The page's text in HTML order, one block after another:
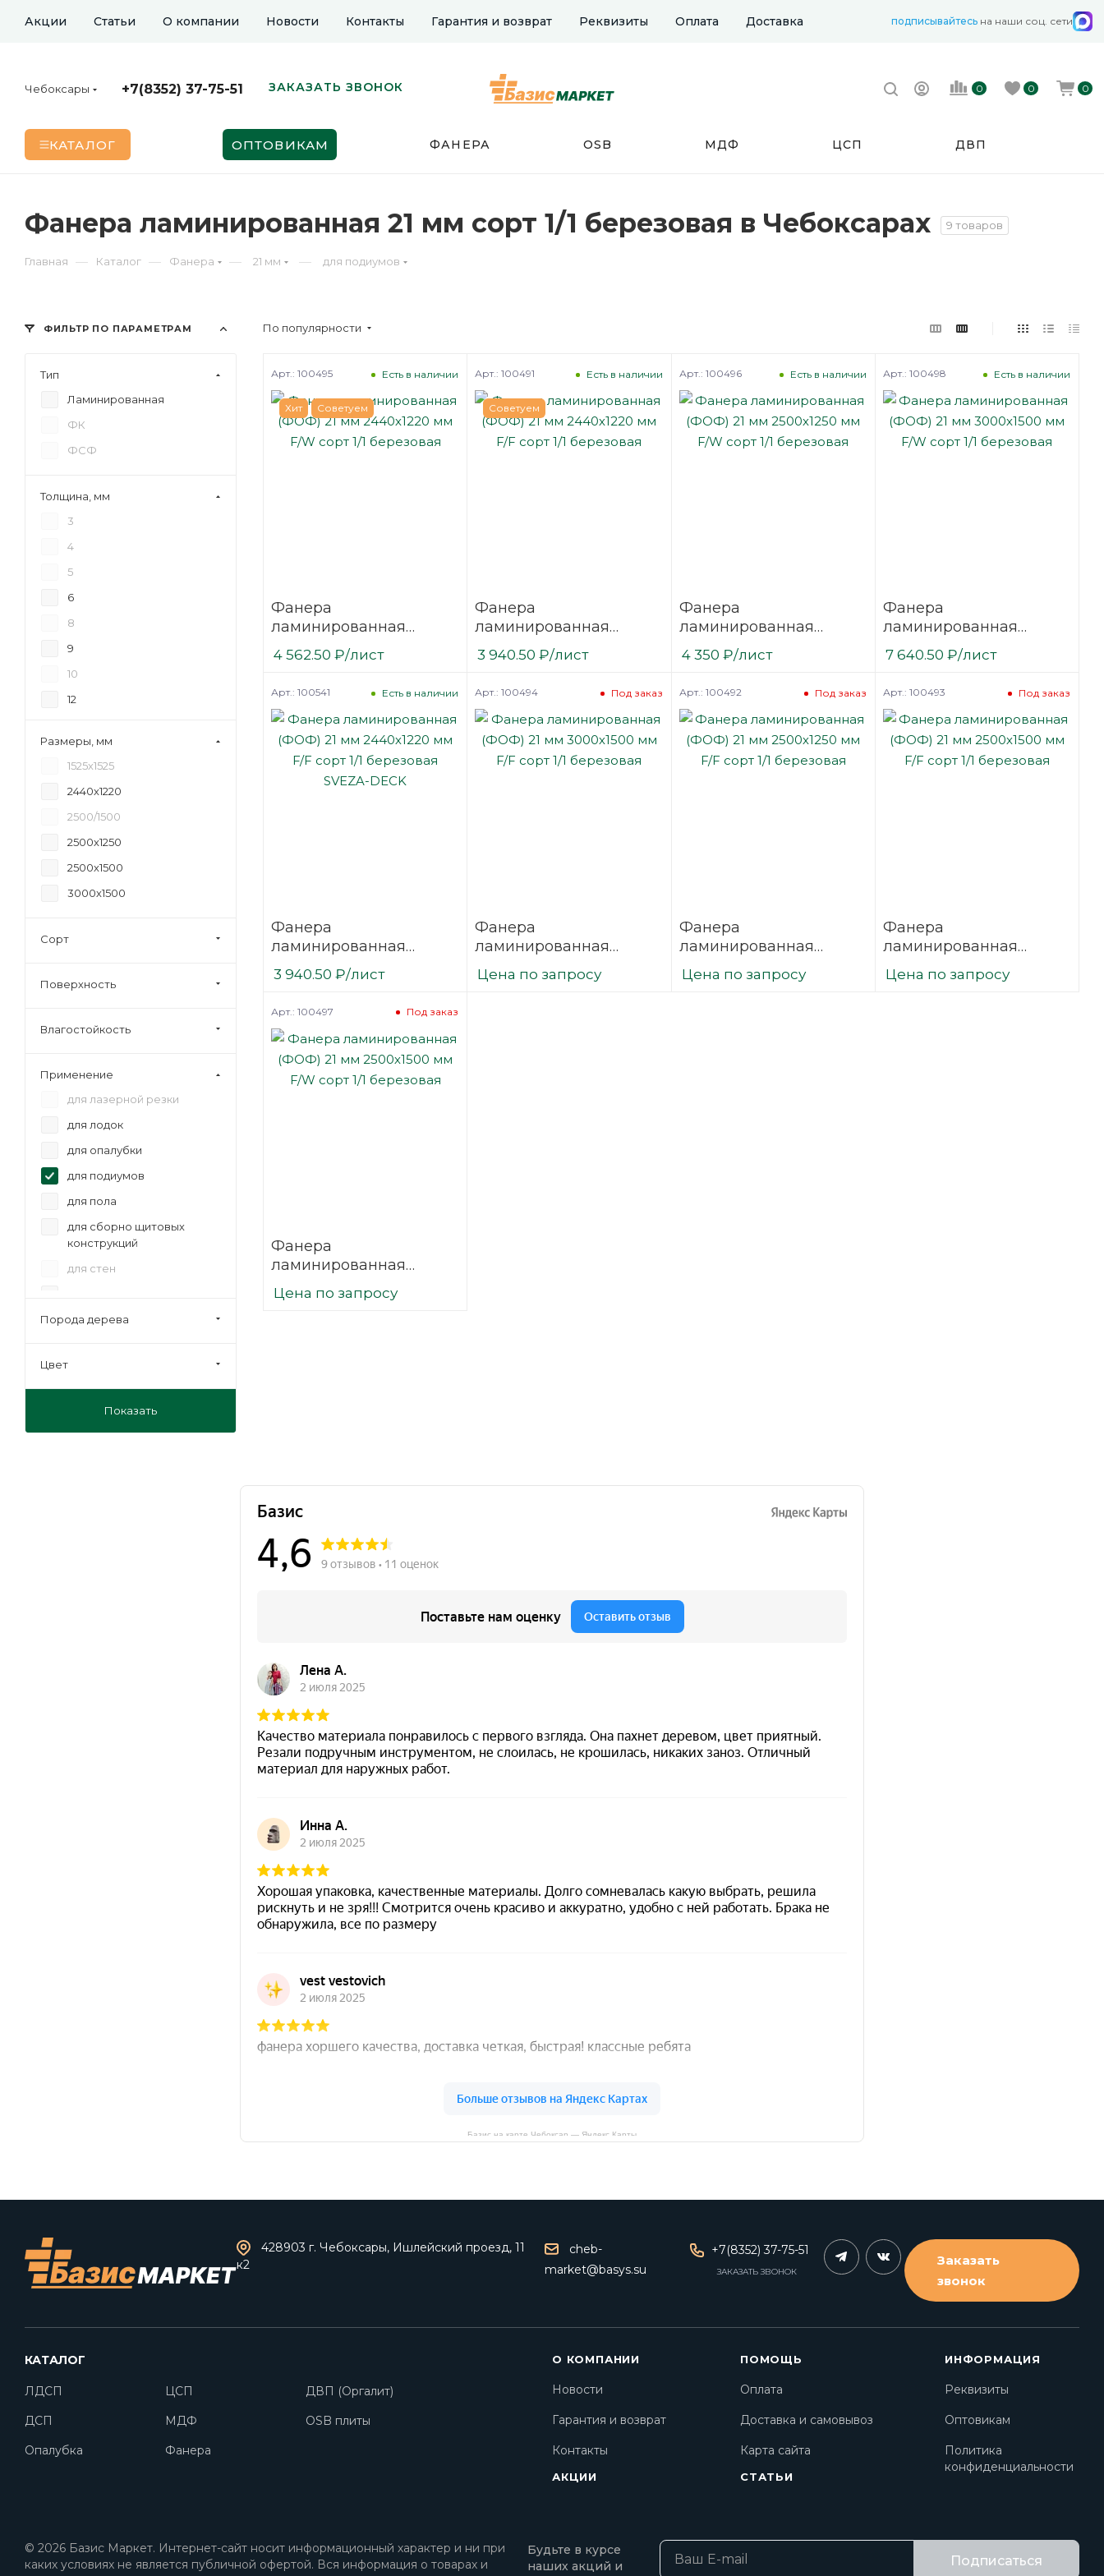
Акции Статьи О компании Новости Контакты Гарантия и возврат Реквизиты Оплата Доставка подписывайтесь на наши соц. сети
Чебоксары +7(8352) 37-75-51 ЗАКАЗАТЬ ЗВОНОК 0 0 0
КАТАЛОГ ОПТОВИКАМ ФАНЕРА OSB МДФ ЦСП ДВП
Фанера ламинированная 21 мм сорт 1/1 березовая в Чебоксарах 9 товаров
Главная — Каталог — Фанера — 21 мм — для подиумов
По популярности
Хит Советуем
Фанера
ламинированная
(ФОФ) 21 мм 2440х1220
мм F/W сорт 1/1
Есть в наличии
Арт.: 100495
4 562.50 ₽/лист
Советуем
Фанера
ламинированная
(ФОФ) 21 мм 2440х1220
мм F/F сорт 1/1
Есть в наличии
Арт.: 100491
3 940.50 ₽/лист
Фанера
ламинированная
(ФОФ) 21 мм 2500х1250
мм F/W сорт 1/1
Есть в наличии
Арт.: 100496
4 350 ₽/лист
Фанера
ламинированная
(ФОФ) 21 мм 3000х1500
мм F/W сорт 1/1
Есть в наличии
Арт.: 100498
7 640.50 ₽/лист
Фанера
ламинированная
(ФОФ) 21 мм 2440х1220
мм F/F сорт 1/1
Есть в наличии
Арт.: 100541
3 940.50 ₽/лист
Фанера
ламинированная
(ФОФ) 21 мм 3000х1500
мм F/F сорт 1/1
Под заказ
Арт.: 100494
Цена по запросу
Фанера
ламинированная
(ФОФ) 21 мм 2500х1250
мм F/F сорт 1/1
Под заказ
Арт.: 100492
Цена по запросу
Фанера
ламинированная
(ФОФ) 21 мм 2500х1500
мм F/F сорт 1/1
Под заказ
Арт.: 100493
Цена по запросу
Фанера
ламинированная
(ФОФ) 21 мм 2500х1500
мм F/W сорт 1/1
Под заказ
Арт.: 100497
Цена по запросу
ФИЛЬТР ПО ПАРАМЕТРАМ
Тип
Ламинированная
ФК
ФСФ
Толщина, мм
3
4
5
6
8
9
10
12
18
Размеры, мм
1525х1525
2440х1220
2500/1500
2500х1250
2500х1500
3000х1500
Сорт
Поверхность
Влагостойкость
Применение
для лазерной резки
для лодок
для опалубки
для подиумов
для пола
для сборно щитовых
конструкций
для стен
мебельная
на лаги
отделка
Порода дерева
Цвет
Показать
Базис на карте Чебоксар — Яндекс Карты
428903 г. Чебоксары, Ишлейский проезд, 11
к2
cheb-
market@basys.su
+7(8352) 37-75-51
ЗАКАЗАТЬ ЗВОНОК
Заказать
звонок
КАТАЛОГ
ЛДСП ЦСП
ДВП (Оргалит)
ДСП
МДФ
OSB плиты
Опалубка
Фанера
О КОМПАНИИ
Новости
Гарантия и возврат
Контакты
АКЦИИ
ПОМОЩЬ
Оплата
Доставка и самовывоз
Карта сайта
СТАТЬИ
ИНФОРМАЦИЯ
Реквизиты
Оптовикам
Политика
конфиденциальности
Будьте в курсе
наших акций и
Подписаться
© 2026 Базис Маркет. Интернет-сайт носит информационный характер и ни при
каких условиях не является публичной офертой. Вся информация о товарах и